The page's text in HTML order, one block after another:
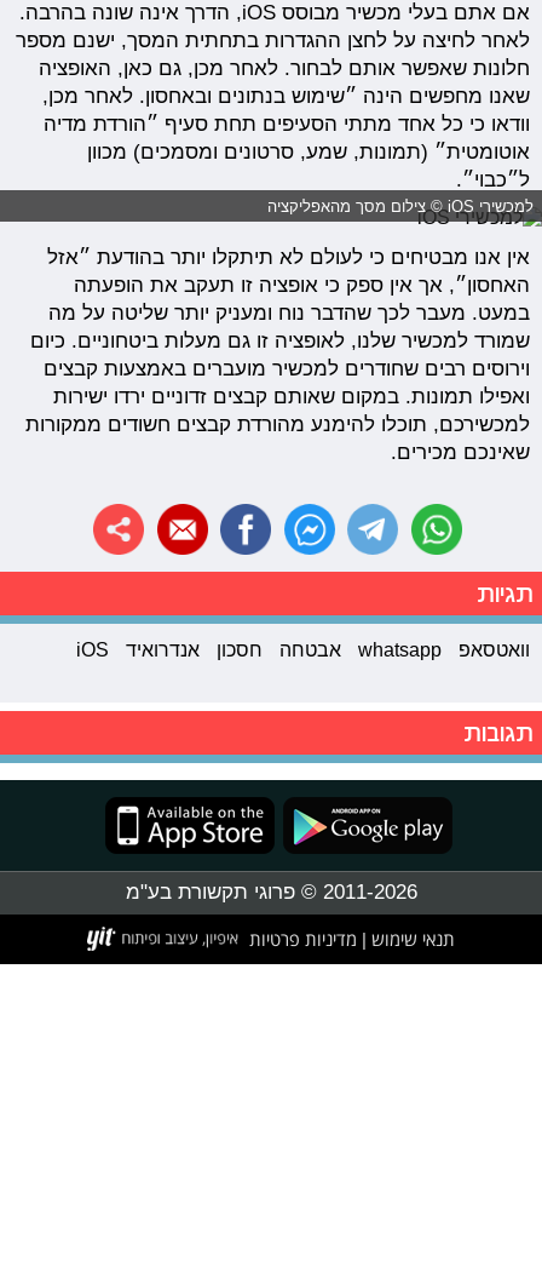
אם אתם בעלי מכשיר מבוסס iOS, הדרך אינה שונה בהרבה.
לאחר לחיצה על לחצן ההגדרות בתחתית המסך, ישנם מספר
חלונות שאפשר אותם לבחור. לאחר מכן, גם כאן, האופציה
שאנו מחפשים הינה ״שימוש בנתונים ובאחסון. לאחר מכן,
וודאו כי כל אחד מתתי הסעיפים תחת סעיף ״הורדת מדיה
אוטומטית״ (תמונות, שמע, סרטונים ומסמכים) מכוון
ל״כבוי״.
למכשירי iOS © צילום מסך מהאפליקציה
אין אנו מבטיחים כי לעולם לא תיתקלו יותר בהודעת ״אזל
האחסון״, אך אין ספק כי אופציה זו תעקב את הופעתה
במעט. מעבר לכך שהדבר נוח ומעניק יותר שליטה על מה
שמורד למכשיר שלנו, לאופציה זו גם מעלות ביטחוניים. כיום
וירוסים רבים שחודרים למכשיר מועברים באמצעות קבצים
ואפילו תמונות. במקום שאותם קבצים זדוניים ירדו ישירות
למכשירכם, תוכלו להימנע מהורדת קבצים חשודים ממקורות
שאינכם מכירים.
תגיות
וואטסאפ whatsapp אבטחה חסכון אנדרואיד iOS
תגובות
2011-2026 © פרוגי תקשורת בע"מ
תנאי שימוש מדיניות פרטיות